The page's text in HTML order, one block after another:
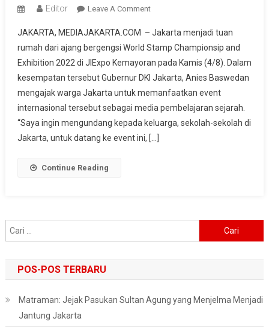
Editor Leave A CommentOn
Filateli
Internasional
Ajang
Pembelajaran
Sejarah
JAKARTA, MEDIAJAKARTA.COM – Jakarta menjadi tuan
rumah dari ajang bergengsi World Stamp Championsip and
Exhibition 2022 di JIExpo Kemayoran pada Kamis (4/8). Dalam
kesempatan tersebut Gubernur DKI Jakarta, Anies Baswedan
mengajak warga Jakarta untuk memanfaatkan event
internasional tersebut sebagai media pembelajaran sejarah.
“Saya ingin mengundang kepada keluarga, sekolah-sekolah di
Jakarta, untuk datang ke event ini, […]
Continue Reading
untuk:
POS-POS TERBARU
Matraman: Jejak Pasukan Sultan Agung yang Menjelma Menjadi
Jantung Jakarta